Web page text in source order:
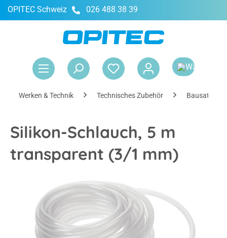
springen
OPITEC Schweiz 026 488 38 39
Werken & Technik Technisches Zubehör
Silikon-Schlauch, 5 m
transparent (3/1 mm)
Bildergalerie überspringen